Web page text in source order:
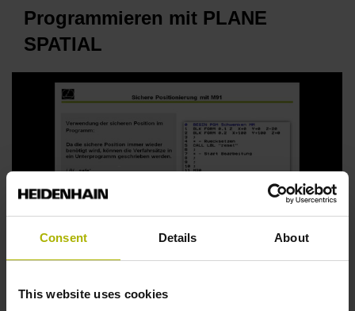
Consent Details About
This website uses cookies
Programmieren mit PLANE
SPATIAL
Bei diesem Webinar erklärt der Referent die